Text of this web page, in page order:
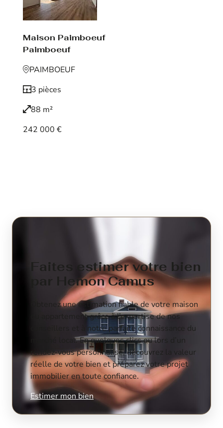
Maison Paimboeuf
Paimboeuf
PAIMBOEUF
3 pièces
88 m²
242 000 €
Faites estimer votre bien
par Hemon Camus
Obtenez une estimation fiable de votre maison
ou appartement grâce à l’expertise de nos
conseillers et à notre parfaite connaissance du
marché local. En quelques clics ou lors d’un
rendez-vous personnalisé, découvrez la valeur
réelle de votre bien et préparez votre projet
immobilier en toute confiance.
Estimer mon bien